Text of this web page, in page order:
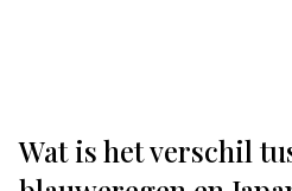
Wat is het verschil